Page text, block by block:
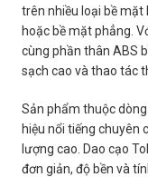
trên nhiều loại bề mặt
hoặc bề mặt phẳng.
cùng phần thân ABS
sạch cao và thao tác
Sản phẩm thuộc
hiệu nổi tiếng chuyên
lượng cao. Dao cạo
đơn giản, độ bền và